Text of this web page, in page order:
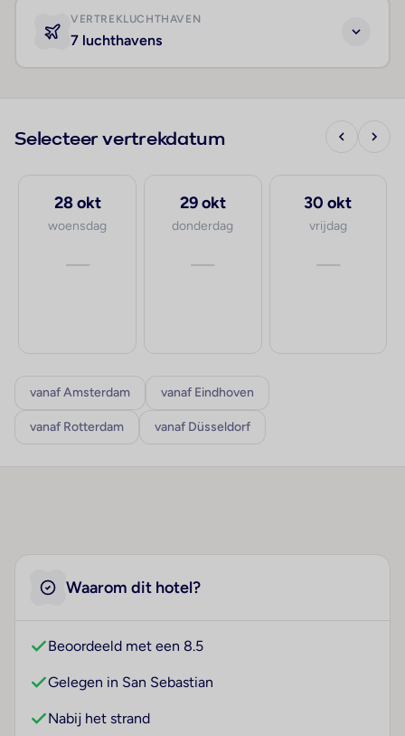
VERTREKLUCHTHAVEN
7 luchthavens
Selecteer vertrekdatum
28 okt
woensdag
—
29 okt
donderdag
—
30 okt
vrijdag
—
vanaf Amsterdam vanaf Eindhoven
vanaf Rotterdam vanaf Düsseldorf
Waarom dit hotel?
Beoordeeld met een 8.5
Gelegen in San Sebastian
Nabij het strand